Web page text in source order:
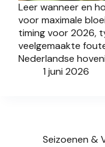
Leer wanneer en
voor maximale
timing voor 2026,
veelgemaakte
Nederlandse
1 juni 2026
Seizoenen &